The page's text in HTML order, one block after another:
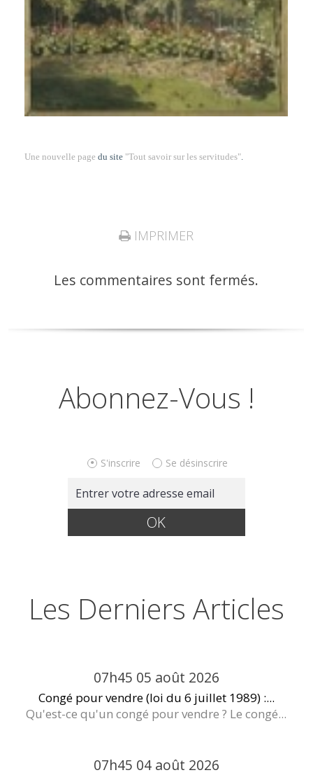
Une nouvelle page du site "Tout savoir sur les servitudes".
IMPRIMER
Les commentaires sont fermés.
Abonnez-Vous !
S'inscrire Se désinscrire
Les Derniers Articles
07h45 05 août 2026
Congé pour vendre (loi du 6 juillet 1989) :...
Qu'est-ce qu'un congé pour vendre ? Le congé...
07h45 04 août 2026